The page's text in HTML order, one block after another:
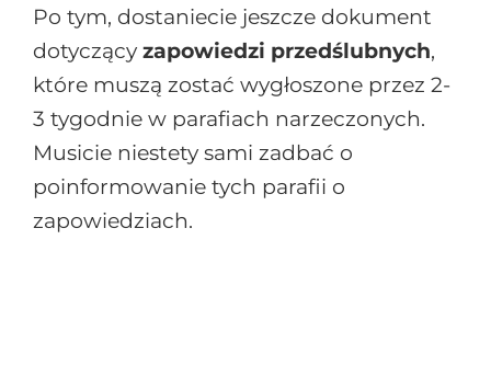
Po tym, dostaniecie jeszcze dokument
dotyczący zapowiedzi przedślubnych,
które muszą zostać wygłoszone przez 2-
3 tygodnie w parafiach narzeczonych.
Musicie niestety sami zadbać o
poinformowanie tych parafii o
zapowiedziach.